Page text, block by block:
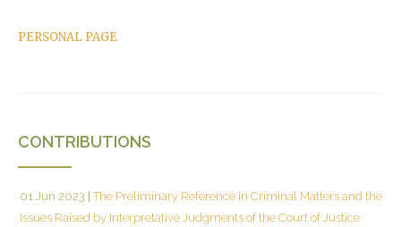
PERSONAL PAGE
CONTRIBUTIONS
01 Jun 2023 The Preliminary Reference in Criminal Matters and the
Issues Raised by Interpretative Judgments of the Court of Justice